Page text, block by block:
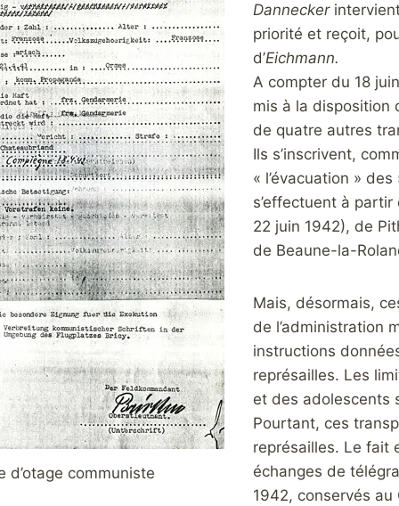
d’otage communiste
Dannecker
priorité et reçoit,
d’Eichmann.
A compter du 18
mis à la disposition
de quatre autres
Ils s’inscrivent,
« l’évacuation »
s’effectuent à
22 juin 1942), de
de Beaune-la-
Mais, désormais,
de l’administration
instructions
représailles. Les
et des adolescents
Pourtant, ces
représailles. Le fait
échanges de
1942, conservés